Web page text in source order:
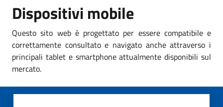
Dispositivi mobile
Questo sito web è progettato per essere compatibile e
correttamente consultato e navigato anche attraverso i
principali tablet e smartphone attualmente disponibili sul
mercato.